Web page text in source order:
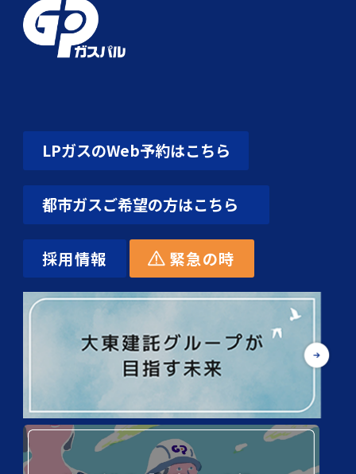
LPガスのWeb予約はこちら
都市ガスご希望の方はこちら
採用情報 緊急の時